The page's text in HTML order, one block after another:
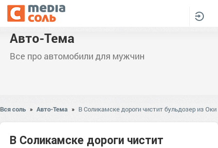
Авто-Тема
Все про автомобили для мужчин
Вся соль » Авто-Тема » В Соликамске дороги чистит бульдозер из Оки
В Соликамске дороги чистит